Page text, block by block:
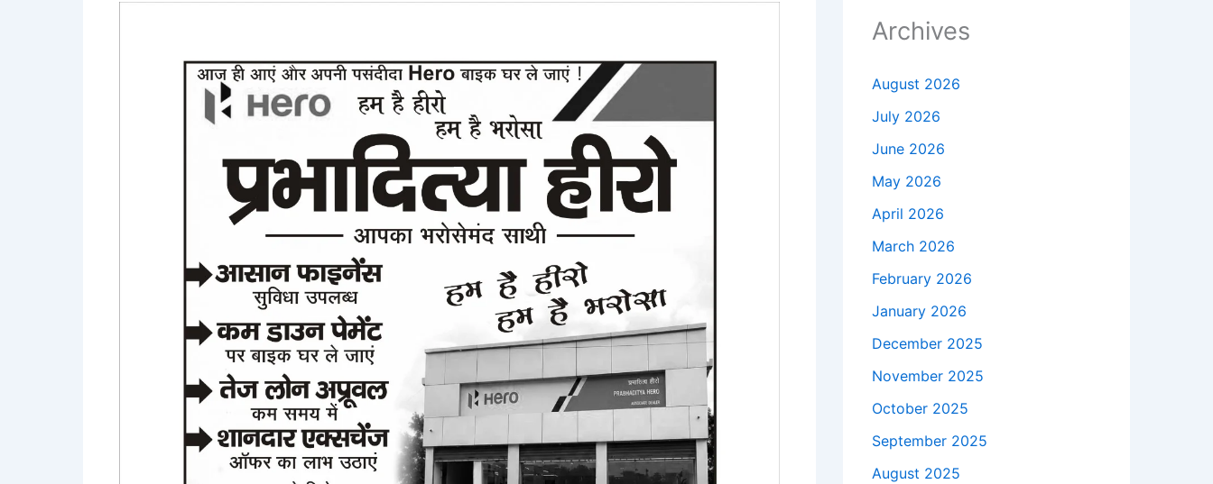
Archives
August 2026
July 2026
June 2026
May 2026
April 2026
March 2026
February 2026
January 2026
December 2025
November 2025
October 2025
September 2025
August 2025